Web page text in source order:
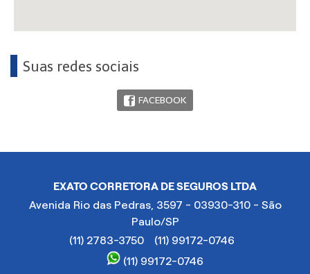
Suas redes sociais
FACEBOOK
EXATO CORRETORA DE SEGUROS LTDA
Avenida Rio das Pedras, 3597 - 03930-310 - São
Paulo/SP
(11) 2783-3750
(11) 99172-0746
(11) 99172-0746